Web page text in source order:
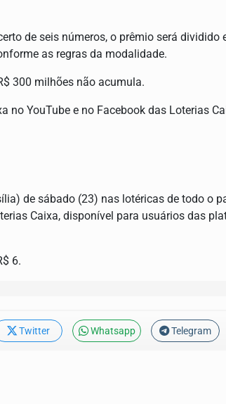
de seis números, o prêmio será dividido
as regras da modalidade.
300 milhões não acumula.
no YouTube e no Facebook das Loterias
de sábado (23) nas lotéricas de todo o
Caixa, disponível para usuários das
6.
Twitter Whatsapp Telegram